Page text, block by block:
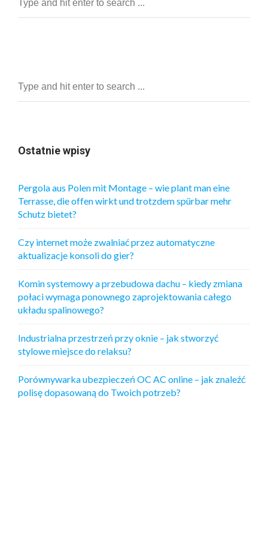
Ostatnie wpisy
Pergola aus Polen mit Montage – wie plant man eine
Terrasse, die offen wirkt und trotzdem spürbar mehr
Schutz bietet?
Czy internet może zwalniać przez automatyczne
aktualizacje konsoli do gier?
Komin systemowy a przebudowa dachu – kiedy zmiana
połaci wymaga ponownego zaprojektowania całego
układu spalinowego?
Industrialna przestrzeń przy oknie – jak stworzyć
stylowe miejsce do relaksu?
Porównywarka ubezpieczeń OC AC online – jak znaleźć
polisę dopasowaną do Twoich potrzeb?